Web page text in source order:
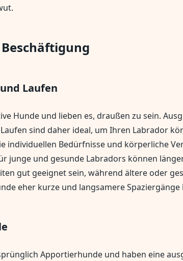
Laufen
Hunde und lieben es, draußen zu sein.
sind daher ideal, um Ihren Labrador
individuellen Bedürfnisse und körperliche
junge und gesunde Labradors können
gut geeignet sein, während ältere oder
eher kurze und langsamere Spaziergänge
Apportierhunde und haben eine